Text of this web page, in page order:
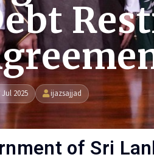
Jul 2025 ijazsajjad
of Sri